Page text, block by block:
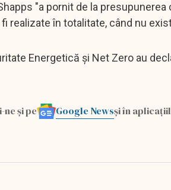
"a pornit de la
realizate în totalitate, când nu
Energetică și Net Zero au
și pe Google Newsși în